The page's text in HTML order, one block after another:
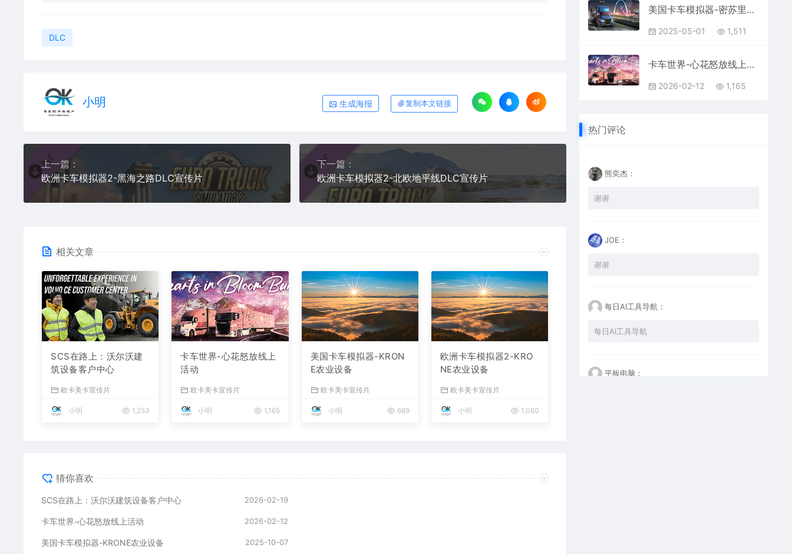
DLC
小明 生成海报 复制本文链接
上一篇：
欧洲卡车模拟器2-黑海之路DLC宣传片
下一篇：
欧洲卡车模拟器2-北欧地平线DLC宣传片
相关文章
SCS在路上：沃尔沃建
筑设备客户中心
欧卡美卡宣传片
小明 1,253
卡车世界-心花怒放线上
活动
欧卡美卡宣传片
小明 1,165
美国卡车模拟器-KRON
E农业设备
欧卡美卡宣传片
小明 689
欧洲卡车模拟器2-KRO
NE农业设备
欧卡美卡宣传片
小明 1,080
猜你喜欢
SCS在路上：沃尔沃建筑设备客户中心 2026-02-19
卡车世界-心花怒放线上活动 2026-02-12
美国卡车模拟器-KRONE农业设备 2025-10-07
美国卡车模拟器-密苏里州DLC
2025-05-01 1,511
卡车世界-心花怒放线上活动
2026-02-12 1,165
热门评论
熊奕杰：
谢谢
JOE：
谢谢
每日AI工具导航：
每日AI工具导航
平板电脑：